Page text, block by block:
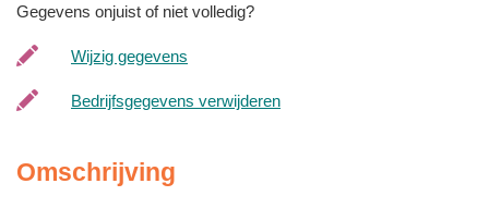
Gegevens onjuist of niet volledig?
Wijzig gegevens
Bedrijfsgegevens verwijderen
Omschrijving